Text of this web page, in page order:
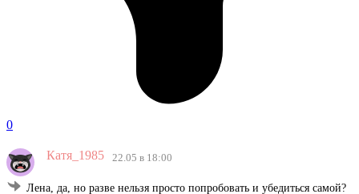
0
Катя_1985 22.05 в 18:00
Лена, да, но разве нельзя просто попробовать и убедиться самой?